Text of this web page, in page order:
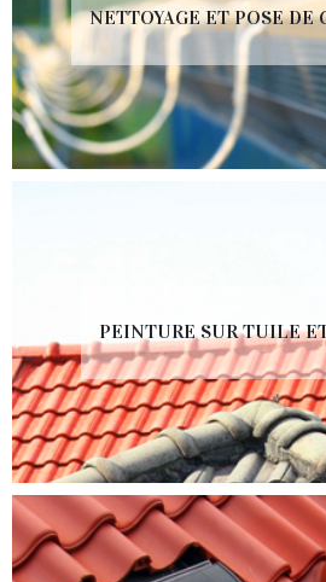
NETTOYAGE ET POSE DE
PEINTURE SUR TUILE